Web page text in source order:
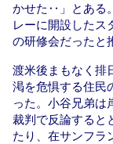
かせた‥」とある
レーに開設したス
の研修会だったと
渡米後まもなく排
渇を危惧する住民
った。小谷兄弟は
裁判で反論すると
たり、在サンフラ